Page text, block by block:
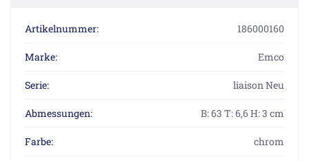
Artikelnummer: 186000160
Marke: Emco
Serie: liaison Neu
Abmessungen: B: 63 T: 6,6 H: 3 cm
Farbe: chrom